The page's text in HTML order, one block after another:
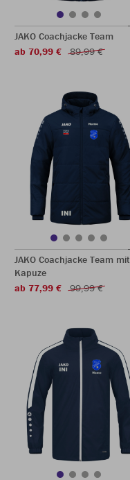
JAKO Coachjacke Team
ab 70,99 €
89,99 €
JAKO Coachjacke Team mit
Kapuze
ab 77,99 €
99,99 €